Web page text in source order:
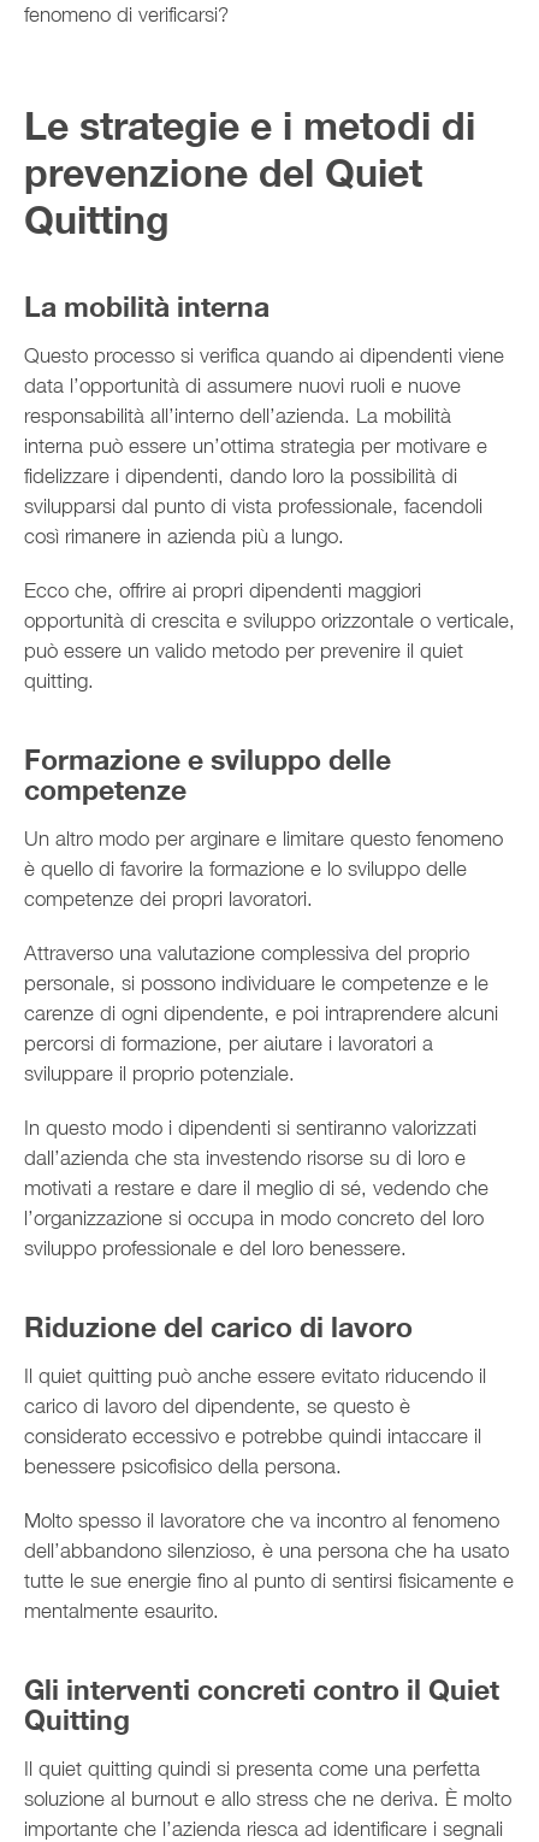
fenomeno di verificarsi?
Le strategie e i metodi di
prevenzione del Quiet
Quitting
La mobilità interna
Questo processo si verifica quando ai dipendenti viene
data l’opportunità di assumere nuovi ruoli e nuove
responsabilità all’interno dell’azienda. La mobilità
interna può essere un’ottima strategia per motivare e
fidelizzare i dipendenti, dando loro la possibilità di
svilupparsi dal punto di vista professionale, facendoli
così rimanere in azienda più a lungo.
Ecco che, offrire ai propri dipendenti maggiori
opportunità di crescita e sviluppo orizzontale o verticale,
può essere un valido metodo per prevenire il quiet
quitting.
Formazione e sviluppo delle
competenze
Un altro modo per arginare e limitare questo fenomeno
è quello di favorire la formazione e lo sviluppo delle
competenze dei propri lavoratori.
Attraverso una valutazione complessiva del proprio
personale, si possono individuare le competenze e le
carenze di ogni dipendente, e poi intraprendere alcuni
percorsi di formazione, per aiutare i lavoratori a
sviluppare il proprio potenziale.
In questo modo i dipendenti si sentiranno valorizzati
dall’azienda che sta investendo risorse su di loro e
motivati a restare e dare il meglio di sé, vedendo che
l’organizzazione si occupa in modo concreto del loro
sviluppo professionale e del loro benessere.
Riduzione del carico di lavoro
Il quiet quitting può anche essere evitato riducendo il
carico di lavoro del dipendente, se questo è
considerato eccessivo e potrebbe quindi intaccare il
benessere psicofisico della persona.
Molto spesso il lavoratore che va incontro al fenomeno
dell’abbandono silenzioso, è una persona che ha usato
tutte le sue energie fino al punto di sentirsi fisicamente e
mentalmente esaurito.
Gli interventi concreti contro il Quiet
Quitting
Il quiet quitting quindi si presenta come una perfetta
soluzione al burnout e allo stress che ne deriva. È molto
importante che l’azienda riesca ad identificare i segnali